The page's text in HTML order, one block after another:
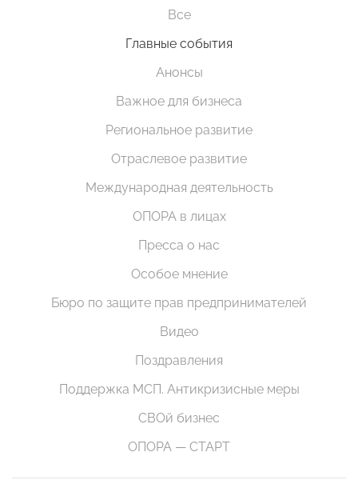
Все
Главные события
Анонсы
Важное для бизнеса
Региональное развитие
Отраслевое развитие
Международная деятельность
ОПОРА в лицах
Пресса о нас
Особое мнение
Бюро по защите прав предпринимателей
Видео
Поздравления
Поддержка МСП. Антикризисные меры
СВОй бизнес
ОПОРА — СТАРТ